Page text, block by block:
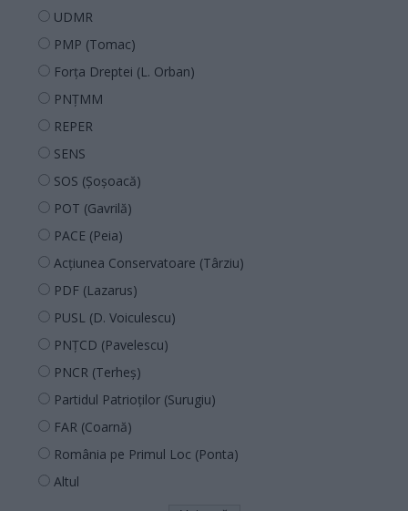
UDMR
PMP (Tomac)
Forța Dreptei (L. Orban)
PNȚMM
REPER
SENS
SOS (Șoșoacă)
POT (Gavrilă)
PACE (Peia)
Acțiunea Conservatoare (Târziu)
PDF (Lazarus)
PUSL (D. Voiculescu)
PNȚCD (Pavelescu)
PNCR (Terheș)
Partidul Patrioților (Surugiu)
FAR (Coarnă)
România pe Primul Loc (Ponta)
Altul